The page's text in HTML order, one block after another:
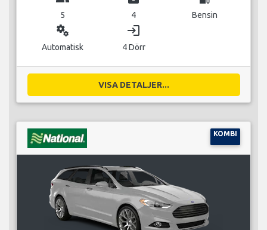
5 4 Bensin
miscellaneous_services
Automatisk
login
4 Dörr
VISA DETALJER...
KOMBI